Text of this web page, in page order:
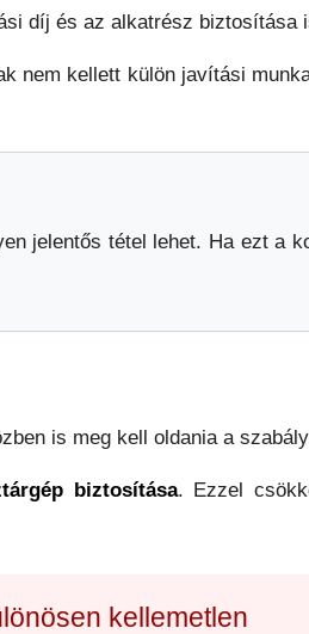
díj és az alkatrész biztosítása
nem kellett külön javítási
jelentős tétel lehet. Ha ezt a
is meg kell oldania a
biztosítása. Ezzel
kellemetlen